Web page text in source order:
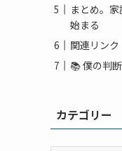
まとめ。
始まる
関連リンク
📚 僕の判
カテゴリー